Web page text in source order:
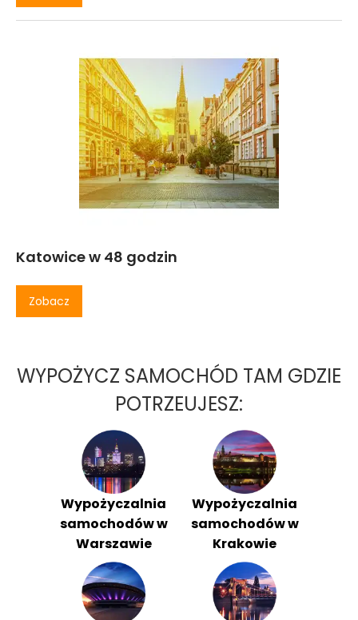
Katowice w 48 godzin
Zobacz
WYPOŻYCZ SAMOCHÓD TAM GDZIE
POTRZEUJESZ:
Wypożyczalnia
samochodów w
Warszawie
Wypożyczalnia
samochodów w
Krakowie